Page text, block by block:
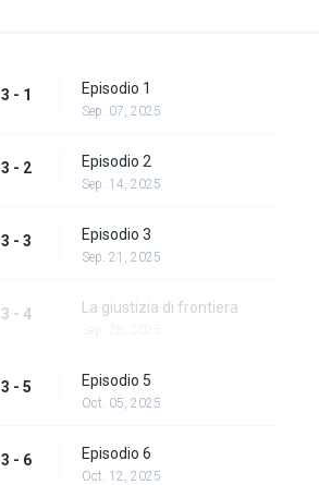
3 - 1 Episodio 1
Sep. 07, 2025
3 - 2 Episodio 2
Sep. 14, 2025
3 - 3 Episodio 3
Sep. 21, 2025
3 - 4 La giustizia di frontiera
3 - 5 Episodio 5
Oct. 05, 2025
3 - 6 Episodio 6
Oct. 12, 2025